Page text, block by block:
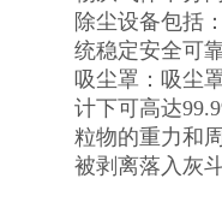
除尘设备包括
统稳定安全可
吸尘罩：吸尘
计下可高达
粒物的重力和
被剥离落入灰